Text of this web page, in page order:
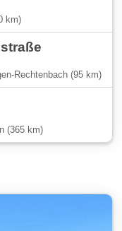
km)
Rechtenbach (95 km)
(365 km)